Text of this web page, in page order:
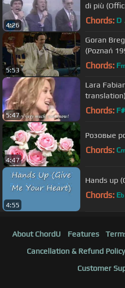
4:26
di più
Chords: D
5:53
Goran
(Poznań
Chords: F
5:47
Lara
translation)
Chords: F#
4:47
Розовые
Chords: C
4:55
Hands up
Chords: Eb
About ChordU Features
Cancellation & Refund Policy
Customer